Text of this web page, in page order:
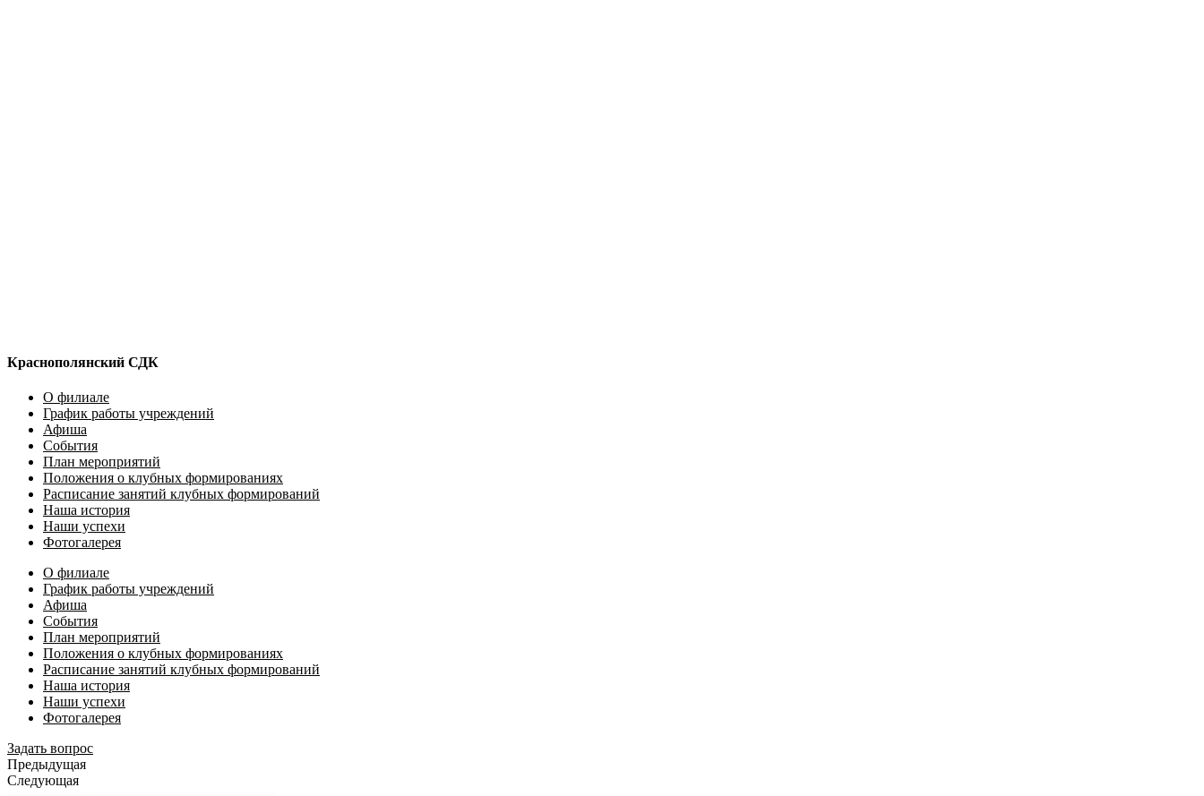
Краснополянский СДК
О филиале
График работы учреждений
Афиша
События
План мероприятий
Положения о клубных формированиях
Расписание занятий клубных формирований
Наша история
Наши успехи
Фотогалерея
О филиале
График работы учреждений
Афиша
События
План мероприятий
Положения о клубных формированиях
Расписание занятий клубных формирований
Наша история
Наши успехи
Фотогалерея
Задать вопрос
Предыдущая
Следующая